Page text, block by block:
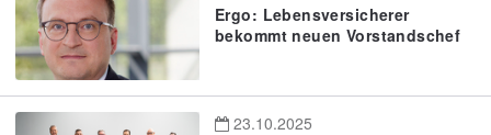
Ergo: Lebensversicherer
bekommt neuen Vorstandschef
23.10.2025